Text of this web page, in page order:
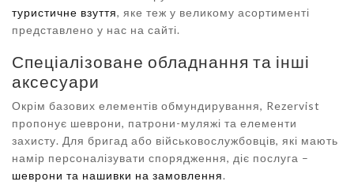
туристичне взуття, яке теж у великому асортименті
представлено у нас на сайті.
Спеціалізоване обладнання та інші
аксесуари
Окрім базових елементів обмундирування, Rezervist
пропонує шеврони, патрони-муляжі та елементи
захисту. Для бригад або військовослужбовців, які мають
намір персоналізувати спорядження, діє послуга –
шеврони та нашивки на замовлення.